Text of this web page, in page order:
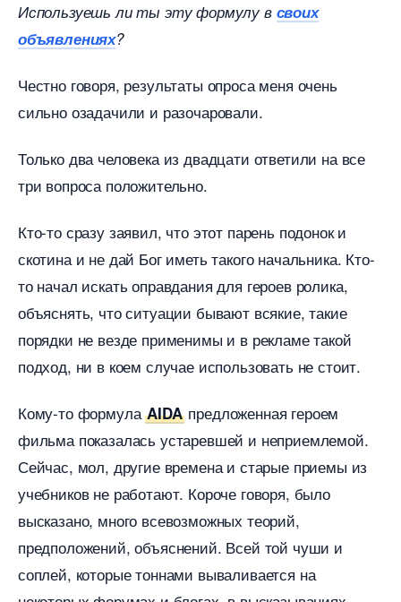
Используешь ли ты эту формулу своих
объявлениях?
Честно говоря, результаты опроса меня очень
сильно озадачили и разочаровали.
Только два человека из двадцати ответили на все
три вопроса положительно.
Кто-то сразу заявил, что этот парень подонок и
скотина и не дай Бог иметь такого начальника. Кто-
то начал искать оправдания для героев ролика,
объяснять, что ситуации бывают всякие, такие
порядки не везде применимы и в рекламе такой
подход, ни в коем случае использовать не стоит.
Кому-то формулаAIDAпредложенная героем
фильма показалась устаревшей и неприемлемой.
Сейчас, мол, другие времена и старые приемы из
учебников не работают. Короче говоря, было
ысказано, много всевозможных теорий,
предположений, объяснений. Всей той чуши и
соплей, которые тоннами вываливается на